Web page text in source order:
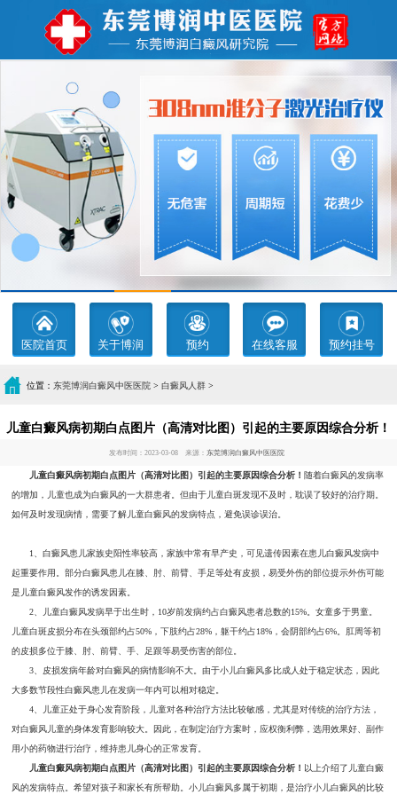
医院首页 关于博润 预约 在线客服 预约挂号
位置： 东莞博润白癜风中医医院 > 白癜风人群 >
儿童白癜风病初期白点图片（高清对比图）引起的主要原因综合分析！
发布时间：2023-03-08 来源： 东莞博润白癜风中医医院
儿童白癜风病初期白点图片（高清对比图）引起的主要原因综合分析！ 随着白癜风的发病率
的增加，儿童也成为白癜风的一大群患者。但由于儿童白斑发现不及时，耽误了较好的治疗期。
如何及时发现病情，需要了解儿童白癜风的发病特点，避免误诊误治。
1、白癜风患儿家族史阳性率较高，家族中常有早产史，可见遗传因素在患儿白癜风发病中
起重要作用。部分白癜风患儿在膝、肘、前臂、手足等处有皮损，易受外伤的部位提示外伤可能
是儿童白癜风发作的诱发因素。
2、儿童白癜风发病早于出生时，10岁前发病约占白癜风患者总数的15%。女童多于男童。
儿童白斑皮损分布在头颈部约占50%，下肢约占28%，躯干约占18%，会阴部约占6%。肛周等初
的皮损多位于膝、肘、前臂、手、足跟等易受伤害的部位。
3、皮损发病年龄对白癜风的病情影响不大。由于小儿白癜风多比成人处于稳定状态，因此
大多数节段性白癜风患儿在发病一年内可以相对稳定。
4、儿童正处于身心发育阶段，儿童对各种治疗方法比较敏感，尤其是对传统的治疗方法，
对白癜风儿童的身体发育影响较大。因此，在制定治疗方案时，应权衡利弊，选用效果好、副作
用小的药物进行治疗，维持患儿身心的正常发育。
儿童白癜风病初期白点图片（高清对比图）引起的主要原因综合分析！ 以上介绍了儿童白癜
风的发病特点。希望对孩子和家长有所帮助。小儿白癜风多属于初期，是治疗小儿白癜风的比较